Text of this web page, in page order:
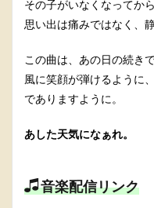
その子がいなくなってから
思い出は痛みではなく、
この曲は、あの日の続きで
風に笑顔が弾けるように
でありますように。
あした天気になぁれ。
音楽配信リンク